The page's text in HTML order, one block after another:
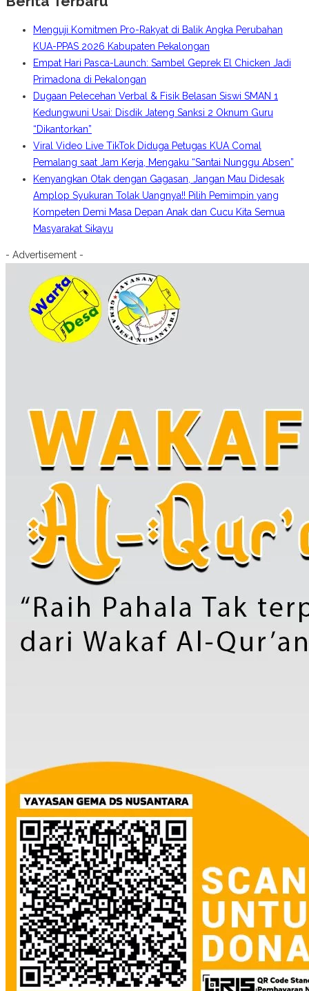
Menguji Komitmen Pro-Rakyat di Balik Angka Perubahan
KUA-PPAS 2026 Kabupaten Pekalongan
Empat Hari Pasca-Launch: Sambel Geprek El Chicken Jadi
Primadona di Pekalongan
Dugaan Pelecehan Verbal & Fisik Belasan Siswi SMAN 1
Kedungwuni Usai: Disdik Jateng Sanksi 2 Oknum Guru
“Dikantorkan”
Viral Video Live TikTok Diduga Petugas KUA Comal
Pemalang saat Jam Kerja, Mengaku “Santai Nunggu Absen”
Kenyangkan Otak dengan Gagasan, Jangan Mau Didesak
Amplop Syukuran Tolak Uangnya!! Pilih Pemimpin yang
Kompeten Demi Masa Depan Anak dan Cucu Kita Semua
Masyarakat Sikayu
- Advertisement -